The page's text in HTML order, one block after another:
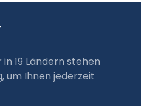
19 Ländern stehen
um Ihnen jederzeit